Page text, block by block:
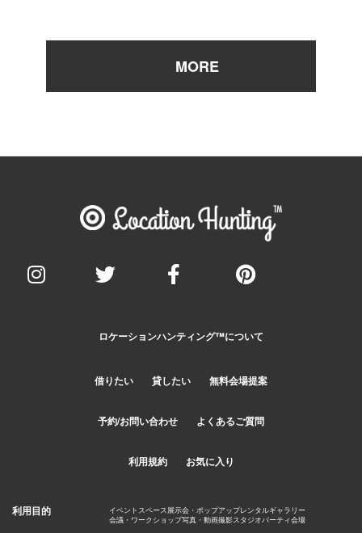
ロケーションハンティング™️について
借りたい 貸したい 無料会場提案
予約/お問い合わせ よくあるご質問
利用規約 お気に入り
利用目的 イベントスペース展示会・ポップアップレンタルギャラリー
会議・ワークショップ写真・動画撮影スタジオパーティ会場